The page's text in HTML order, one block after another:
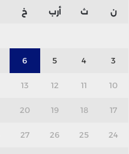
ن ث أرب خ
3
4
5
6
10
11
12
13
17
18
19
20
24
25
26
27